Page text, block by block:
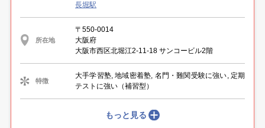
長堀駅
所在地
〒550-0014
大阪府
大阪市西区北堀江2-11-18 サンコービル2階
特徴
大手学習塾, 地域密着塾, 名門・難関受験に強い, 定期
テストに強い（補習型）
もっと見る